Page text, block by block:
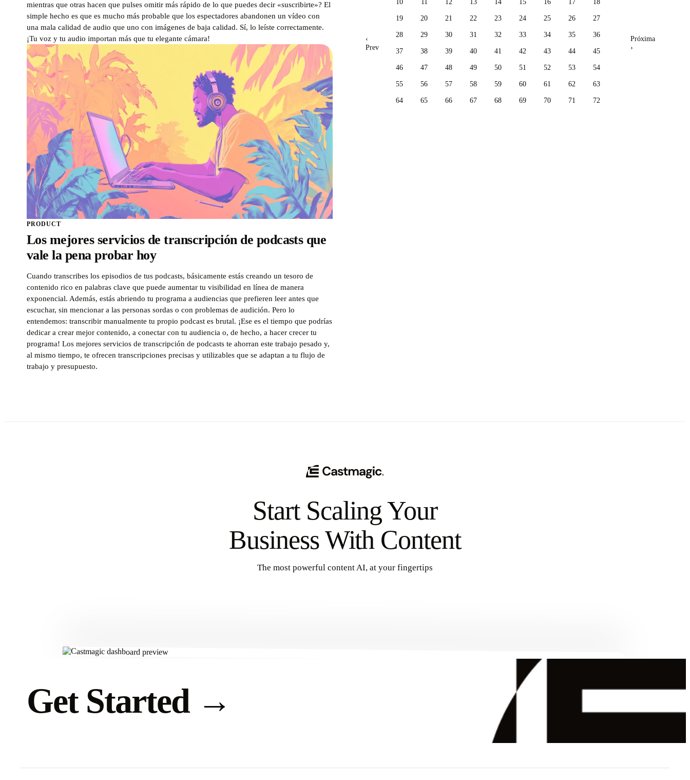
mientras que otras hacen que pulses omitir más rápido de lo que puedes decir «suscribirte»? El
simple hecho es que es mucho más probable que los espectadores abandonen un vídeo con
una mala calidad de audio que uno con imágenes de baja calidad. Sí, lo leíste correctamente.
¡Tu voz y tu audio importan más que tu elegante cámara!
PRODUCT
Los mejores servicios de transcripción de podcasts que
vale la pena probar hoy
Cuando transcribes los episodios de tus podcasts, básicamente estás creando un tesoro de
contenido rico en palabras clave que puede aumentar tu visibilidad en línea de manera
exponencial. Además, estás abriendo tu programa a audiencias que prefieren leer antes que
escuchar, sin mencionar a las personas sordas o con problemas de audición. Pero lo
entendemos: transcribir manualmente tu propio podcast es brutal. ¡Ese es el tiempo que podrías
dedicar a crear mejor contenido, a conectar con tu audiencia o, de hecho, a hacer crecer tu
programa! Los mejores servicios de transcripción de podcasts te ahorran este trabajo pesado y,
al mismo tiempo, te ofrecen transcripciones precisas y utilizables que se adaptan a tu flujo de
trabajo y presupuesto.
‹
Prev
10 11 12 13 14 15 16 17 18
19 20 21 22 23 24 25 26 27
28 29 30 31 32 33 34 35 36
37 38 39 40 41 42 43 44 45
46 47 48 49 50 51 52 53 54
55 56 57 58 59 60 61 62 63
64 65 66 67 68 69 70 71 72
Próxima
›
Start Scaling Your
Business With Content
The most powerful content AI, at your fingertips
Get Started →